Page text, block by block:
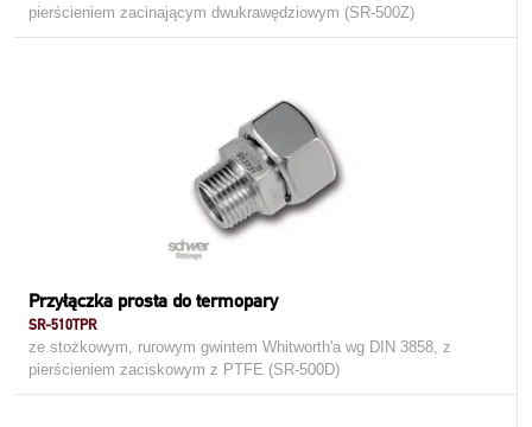
pierścieniem zacinającym dwukrawędziowym (SR-500Z)
Przyłączka prosta do termopary
SR-510TPR
ze stożkowym, rurowym gwintem Whitworth'a wg DIN 3858, z
pierścieniem zaciskowym z PTFE (SR-500D)